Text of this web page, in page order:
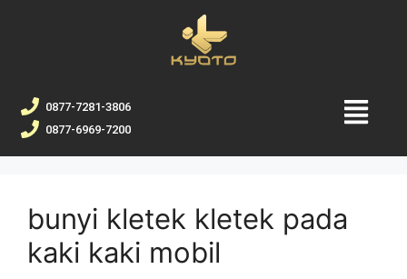
0877-7281-3806
0877-6969-7200
bunyi kletek kletek pada
kaki kaki mobil